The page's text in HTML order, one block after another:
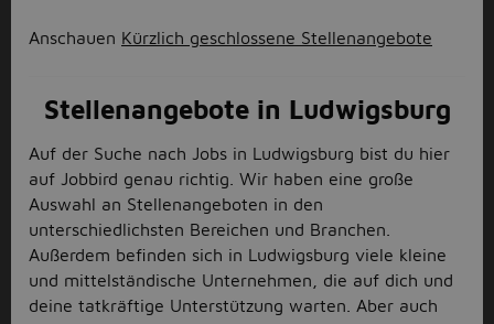
Anschauen Kürzlich geschlossene Stellenangebote
Stellenangebote in Ludwigsburg
Auf der Suche nach Jobs in Ludwigsburg bist du hier
auf Jobbird genau richtig. Wir haben eine große
Auswahl an Stellenangeboten in den
unterschiedlichsten Bereichen und Branchen.
Außerdem befinden sich in Ludwigsburg viele kleine
und mittelständische Unternehmen, die auf dich und
deine tatkräftige Unterstützung warten. Aber auch